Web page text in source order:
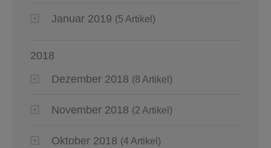
Januar 2019 (5 Artikel)
2018
Dezember 2018 (8 Artikel)
November 2018 (2 Artikel)
Oktober 2018 (4 Artikel)